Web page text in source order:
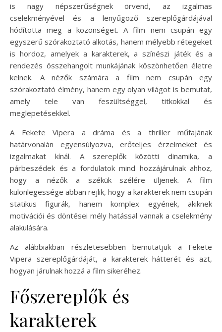
is nagy népszerűségnek örvend, az izgalmas
cselekményével és a lenyűgöző szereplőgárdájával
hódította meg a közönséget. A film nem csupán egy
egyszerű szórakoztató alkotás, hanem mélyebb rétegeket
is hordoz, amelyek a karakterek, a színészi játék és a
rendezés összehangolt munkájának köszönhetően életre
kelnek. A nézők számára a film nem csupán egy
szórakoztató élmény, hanem egy olyan világot is bemutat,
amely tele van feszültséggel, titkokkal és
meglepetésekkel.
A Fekete Vipera a dráma és a thriller műfajának
határvonalán egyensúlyozva, erőteljes érzelmeket és
izgalmakat kínál. A szereplők közötti dinamika, a
párbeszédek és a fordulatok mind hozzájárulnak ahhoz,
hogy a nézők a székük szélére üljenek. A film
különlegessége abban rejlik, hogy a karakterek nem csupán
statikus figurák, hanem komplex egyének, akiknek
motivációi és döntései mély hatással vannak a cselekmény
alakulására.
Az alábbiakban részletesebben bemutatjuk a Fekete
Vipera szereplőgárdáját, a karakterek hátterét és azt,
hogyan járulnak hozzá a film sikeréhez.
Főszereplők és
karakterek